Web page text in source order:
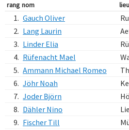
rang nom lieu
1. Gauch Oliver
2. Lang Laurin
3. Linder Elia
4. Rüfenacht Mael
5. Ammann Michael Romeo
6. Jöhr Noah
7. Joder Björn
8. Dähler Nino
9. Fischer Till